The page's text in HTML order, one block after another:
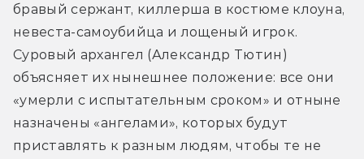
бравый сержант, киллерша в костюме клоуна,
невеста-самоубийца и лощеный игрок.
Суровый архангел (Александр Тютин)
объясняет их нынешнее положение: все они
«умерли с испытательным сроком» и отныне
назначены «ангелами», которых будут
приставлять к разным людям, чтобы те не